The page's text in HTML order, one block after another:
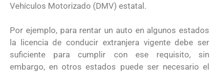
Vehículos Motorizado (DMV) estatal.
Por ejemplo, para rentar un auto en algunos estados
la licencia de conducir extranjera vigente debe ser
suficiente para cumplir con ese requisito, sin
embargo, en otros estados puede ser necesario el